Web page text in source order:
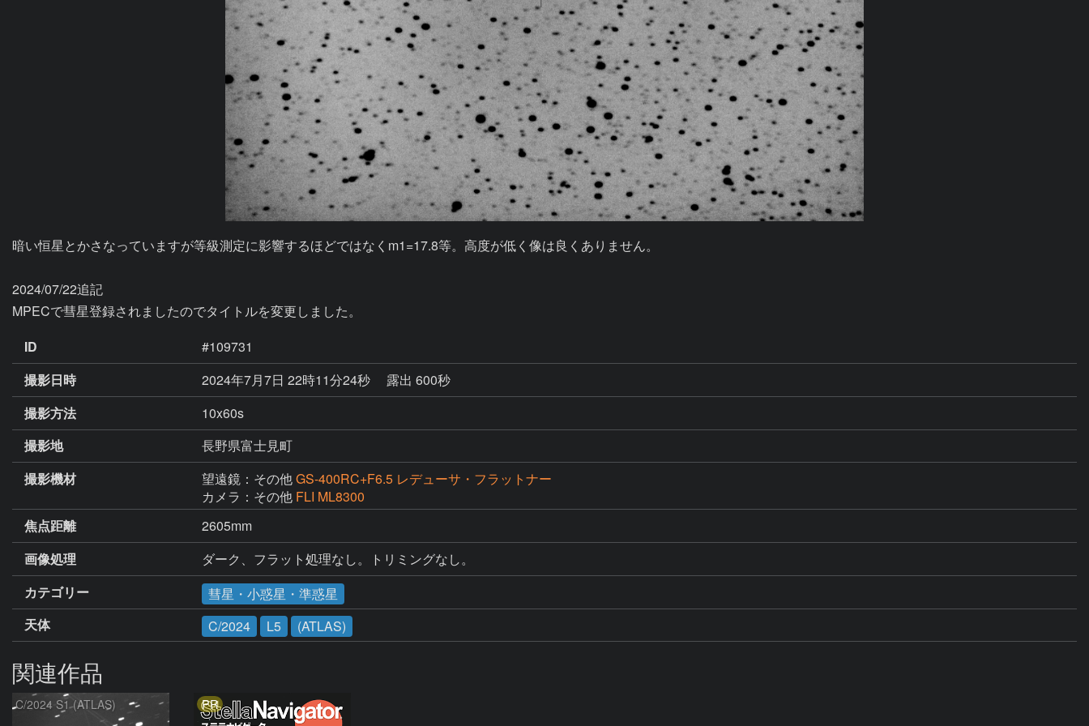
暗い恒星とかさなっていますが等級測定に影響するほどではなくm1=17.8等。高度が低く像は良くありません。
2024/07/22追記
MPECで彗星登録されましたのでタイトルを変更しました。
ID
#109731
撮影日時
2024年7月7日 22時11分24秒
露出 600秒
撮影方法
10x60s
撮影地
長野県富士見町
撮影機材
望遠鏡：その他GS-400RC+F6.5 レデューサ・フラットナー
カメラ：その他 FLI ML8300
焦点距離
2605mm
画像処理
ダーク、フラット処理なし。トリミングなし。
カテゴリー
彗星・小惑星・準惑星
天体
C/2024 L5 (ATLAS)
関連作品
C/2024 S1 (ATLAS) PR